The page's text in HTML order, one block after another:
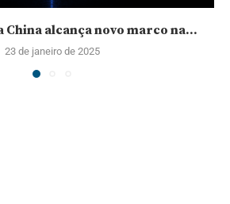
China alcança novo marco na...
23 de janeiro de 2025